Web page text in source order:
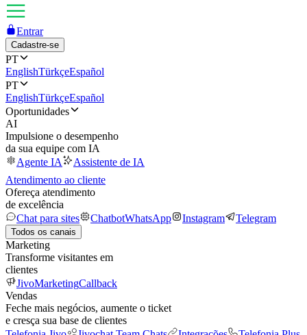
Entrar
Cadastre-se
PT
EnglishTürkçeEspañol
PT
EnglishTürkçeEspañol
Oportunidades
AI
Impulsione o desempenho
da sua equipe com IA
Agente IA
Assistente de IA
Atendimento ao cliente
Ofereça atendimento
de excelência
Chat para sites
ChatbotWhatsApp Instagram Telegram
Todos os canais
Marketing
Transforme visitantes em
clientes
JivoMarketingCallback
Vendas
Feche mais negócios, aumente o ticket
e cresça sua base de clientes